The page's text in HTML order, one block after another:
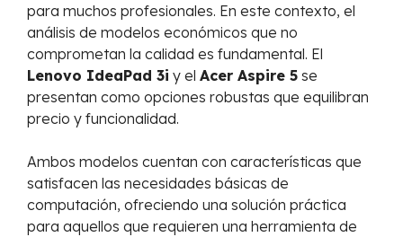
para muchos profesionales. En este contexto, el
análisis de modelos económicos que no
comprometan la calidad es fundamental. El
Lenovo IdeaPad 3i y el Acer Aspire 5 se
presentan como opciones robustas que equilibran
precio y funcionalidad.
Ambos modelos cuentan con características que
satisfacen las necesidades básicas de
computación, ofreciendo una solución práctica
para aquellos que requieren una herramienta de